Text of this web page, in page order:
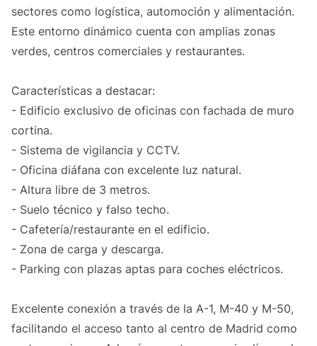
sectores como logística, automoción y alimentación.
Este entorno dinámico cuenta con amplias zonas
verdes, centros comerciales y restaurantes.
Características a destacar:
- Edificio exclusivo de oficinas con fachada de muro
cortina.
- Sistema de vigilancia y CCTV.
- Oficina diáfana con excelente luz natural.
- Altura libre de 3 metros.
- Suelo técnico y falso techo.
- Cafetería/restaurante en el edificio.
- Zona de carga y descarga.
- Parking con plazas aptas para coches eléctricos.
Excelente conexión a través de la A-1, M-40 y M-50,
facilitando el acceso tanto al centro de Madrid como